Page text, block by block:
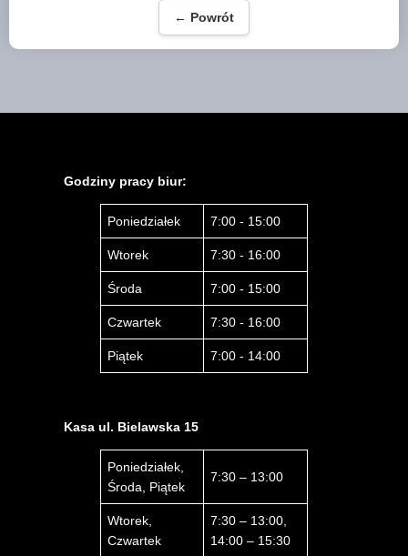
← Powrót
Godziny pracy biur:
Poniedziałek 7:00 - 15:00
Wtorek 7:30 - 16:00
Środa 7:00 - 15:00
Czwartek 7:30 - 16:00
Piątek 7:00 - 14:00
Kasa ul. Bielawska 15
Poniedziałek,
Środa, Piątek
7:30 – 13:00
Wtorek,
Czwartek
7:30 – 13:00,
14:00 – 15:30